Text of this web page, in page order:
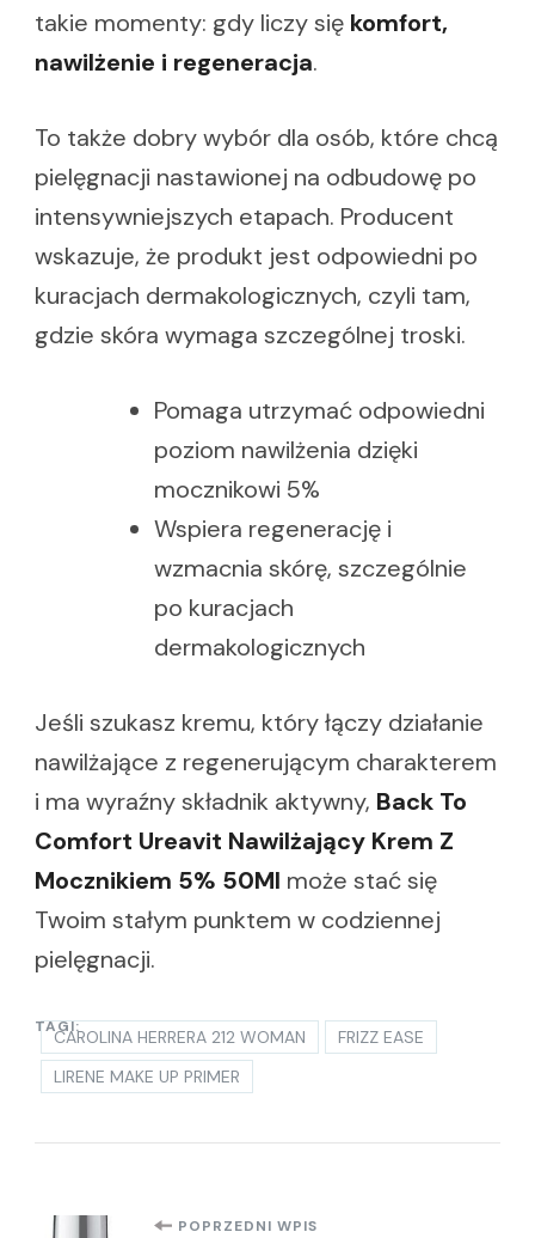
takie momenty: gdy liczy się komfort,
nawilżenie i regeneracja.
To także dobry wybór dla osób, które chcą
pielęgnacji nastawionej na odbudowę po
intensywniejszych etapach. Producent
wskazuje, że produkt jest odpowiedni po
kuracjach dermakologicznych, czyli tam,
gdzie skóra wymaga szczególnej troski.
Pomaga utrzymać odpowiedni
poziom nawilżenia dzięki
mocznikowi 5%
Wspiera regenerację i
wzmacnia skórę, szczególnie
po kuracjach
dermakologicznych
Jeśli szukasz kremu, który łączy działanie
nawilżające z regenerującym charakterem
i ma wyraźny składnik aktywny, Back To
Comfort Ureavit Nawilżający Krem Z
Mocznikiem 5% 50Ml może stać się
Twoim stałym punktem w codziennej
pielęgnacji.
TAGI:
CAROLINA HERRERA 212 WOMAN
FRIZZ EASE
LIRENE MAKE UP PRIMER
POPRZEDNI WPIS